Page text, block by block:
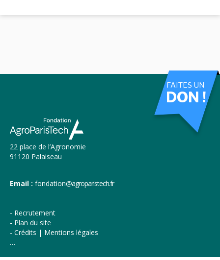
22 place de l’Agronomie
91120 Palaiseau
Email : fondation@agroparistech.fr
Recrutement
Plan du site
Crédits | Mentions légales
…
FAITES UN
DON !